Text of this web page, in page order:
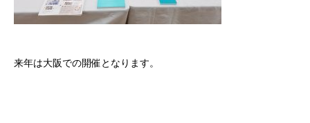
来年は大阪での開催となります。